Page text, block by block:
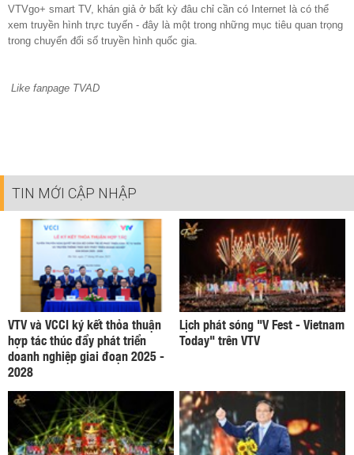
VTVgo+ smart TV, khán giả ở bất kỳ đâu chỉ cần có Internet là có thể
xem truyền hình trực tuyến - đây là một trong những mục tiêu quan trọng
trong chuyển đổi số truyền hình quốc gia.
Like fanpage TVAD
TIN MỚI CẬP NHẬP
VTV và VCCI ký kết thỏa thuận
hợp tác thúc đẩy phát triển
doanh nghiệp giai đoạn 2025 -
2028
Lịch phát sóng "V Fest - Vietnam
Today" trên VTV